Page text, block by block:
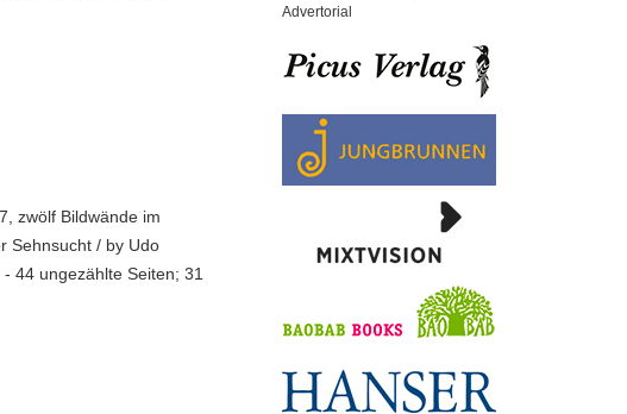
zwölf Bildwände im
Sehnsucht / by Udo
44 ungezählte Seiten; 31
Advertorial